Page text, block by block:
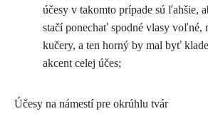
účesy v takomto prípade sú ľahšie,
stačí ponechať spodné vlasy voľné,
kučery, a ten horný by mal byť
akcent celej účes;
Účesy na námestí pre okrúhlu tvár